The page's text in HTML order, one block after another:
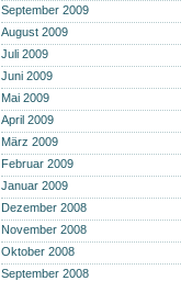
September 2009
August 2009
Juli 2009
Juni 2009
Mai 2009
April 2009
März 2009
Februar 2009
Januar 2009
Dezember 2008
November 2008
Oktober 2008
September 2008